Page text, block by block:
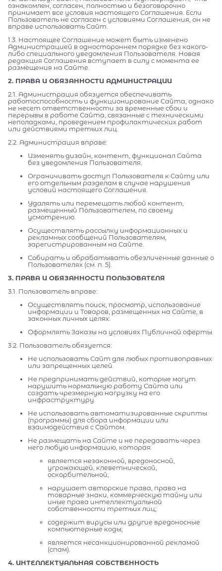
ознакомлен, согласен, полностью и безоговорочно
принимает все условия настоящего Соглашения. Если
Пользователь не согласен с условиями Соглашения, он не
вправе использовать Сайт.
1.3. Настоящее Соглашение может быть изменено
Администрацией в одностороннем порядке без какого-
либо специального уведомления Пользователя. Новая
редакция Соглашения вступает в силу с момента ее
размещения на Сайте.
2. ПРАВА И ОБЯЗАННОСТИ АДМИНИСТРАЦИИ
2.1. Администрация обязуется обеспечивать
работоспособность и функционирование Сайта, однако
не несет ответственности за временные сбои и
перерывы в работе Сайта, связанные с техническими
неполадками, проведением профилактических работ
или действиями третьих лиц.
2.2. Администрация вправе:
Изменять дизайн, контент, функционал Сайта
без уведомления Пользователя.
Ограничивать доступ Пользователя к Сайту или
его отдельным разделам в случае нарушения
условий настоящего Соглашения.
Удалять или перемещать любой контент,
размещенный Пользователем, по своему
усмотрению.
Осуществлять рассылку информационных и
рекламных сообщений Пользователям,
зарегистрированным на Сайте.
Собирать и обрабатывать обезличенные данные о
Пользователях (см. п. 5).
3. ПРАВА И ОБЯЗАННОСТИ ПОЛЬЗОВАТЕЛЯ
3.1. Пользователь вправе:
Осуществлять поиск, просмотр, использование
информации и Товаров, размещенных на Сайте, в
законных личных целях.
Оформлять Заказы на условиях Публичной оферты.
3.2. Пользователь обязуется:
Не использовать Сайт для любых противоправных
или запрещенных целей.
Не предпринимать действий, которые могут
нарушить нормальную работу Сайта или
создать чрезмерную нагрузку на его
инфраструктуру.
Не использовать автоматизированные скрипты
(программы) для сбора информации или
взаимодействия с Сайтом.
Не размещать на Сайте и не передавать через
него любую информацию, которая:
является незаконной, вредоносной,
угрожающей, клеветнической,
оскорбительной;
нарушает авторские права, права на
товарные знаки, коммерческую тайну или
иные права интеллектуальной
собственности третьих лиц;
содержит вирусы или другие вредоносные
компьютерные коды;
является несанкционированной рекламой
(спам).
4. ИНТЕЛЛЕКТУАЛЬНАЯ СОБСТВЕННОСТЬ